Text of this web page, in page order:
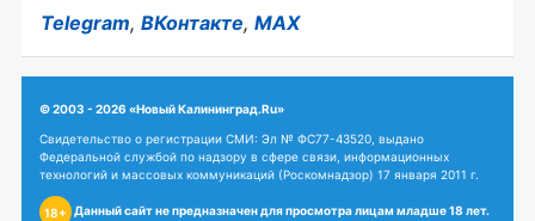
Telegram, ВКонтакте, MAX
© 2003 - 2026 «Новый Калининград.Ru»
Свидетельство о регистрации СМИ: Эл № ФС77-43520, выдано
Федеральной службой по надзору в сфере связи, информационных
технологий и массовых коммуникаций (Роскомнадзор) 17 января 2011 г.
18+ Данный сайт не предназначен для просмотра лицам младше 18 лет.